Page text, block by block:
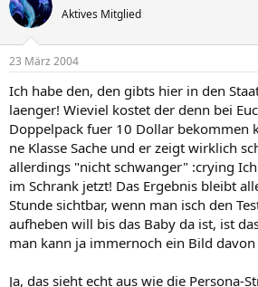
Aktives Mitglied
23 März 2004
Ich habe den, den gibts hier in den
laenger! Wieviel kostet der denn bei
Doppelpack fuer 10 Dollar bekommen
ne Klasse Sache und er zeigt wirklich
allerdings "nicht schwanger" :crying
im Schrank jetzt! Das Ergebnis bleibt
Stunde sichtbar, wenn man isch den
aufheben will bis das Baby da ist, ist
man kann ja immernoch ein Bild davon
Ja, das sieht echt aus wie die Persona-